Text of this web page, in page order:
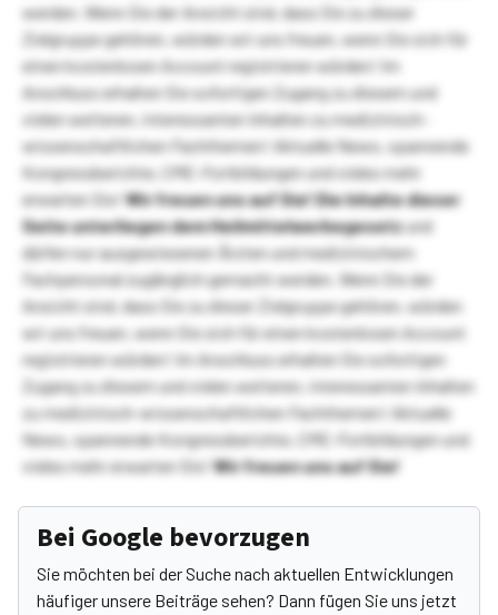
werden. Wenn Sie der Ansicht sind, dass Sie zu dieser
Zielgruppe gehören, würden wir uns freuen, wenn Sie sich für
einen kostenlosen Account registrieren würden! Im
Anschluss erhalten Sie sofortigen Zugang zu diesem und
vielen weiteren, interessanten Inhalten zu medizinisch-
wissenschaftlichen Fachthemen! Aktuelle News, spannende
Kongressberichte, CME-Fortbildungen und vieles mehr
erwarten Sie!Wir freuen uns auf Sie!Die Inhalte dieser
Seite unterliegen dem Heilmittelwerbegesetzund
dürfen nur ausgewiesenen Ärzten und medizinischem
Fachpersonal zugänglich gemacht werden. Wenn Sie der
Ansicht sind, dass Sie zu dieser Zielgruppe gehören, würden
wir uns freuen, wenn Sie sich für einen kostenlosen Account
registrieren würden! Im Anschluss erhalten Sie sofortigen
Zugang zu diesem und vielen weiteren, interessanten Inhalten
zu medizinisch-wissenschaftlichen Fachthemen! Aktuelle
News, spannende Kongressberichte, CME-Fortbildungen und
vieles mehr erwarten Sie!Wir freuen uns auf Sie!
Bei Google bevorzugen
Sie möchten bei der Suche nach aktuellen Entwicklungen
häufiger unsere Beiträge sehen? Dann fügen Sie uns jetzt